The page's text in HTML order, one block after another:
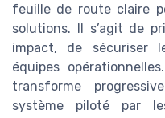
feuille de route claire
solutions. Il s’agit de
impact, de sécuriser
équipes
transforme
système piloté par